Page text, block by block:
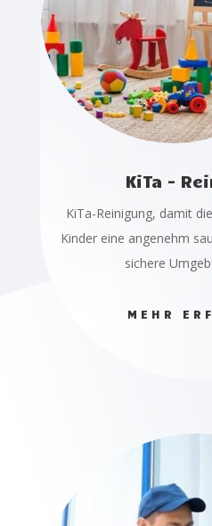
KiTa -
KiTa-Reinigung, damit
Kinder eine angenehm
sichere
MEHR